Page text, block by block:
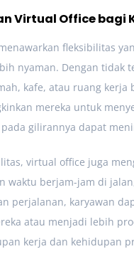
Virtual Office bagi
fleksibilitas
nyaman. Dengan
kafe, atau ruang kerja
mereka untuk
gilirannya dapat
virtual office juga
waktu berjam-jam di
perjalanan, karyawan
atau menjadi lebih
kerja dan kehidupan